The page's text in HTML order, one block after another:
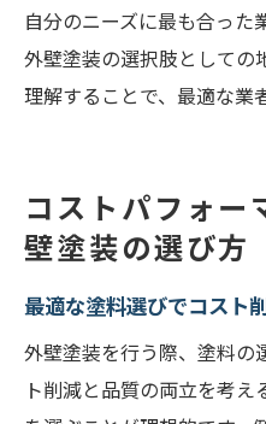
自分のニーズに最も合った
外壁塗装の選択肢としての
理解することで、最適な業
コストパフォー
壁塗装の選び方
最適な塗料選びでコスト
外壁塗装を行う際、塗料の
ト削減と品質の両立を考